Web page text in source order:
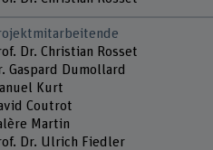
Dr. Christian Rosset
Gaspard Dumollard
Kurt
Coutrot
Martin
Dr. Ulrich Fiedler